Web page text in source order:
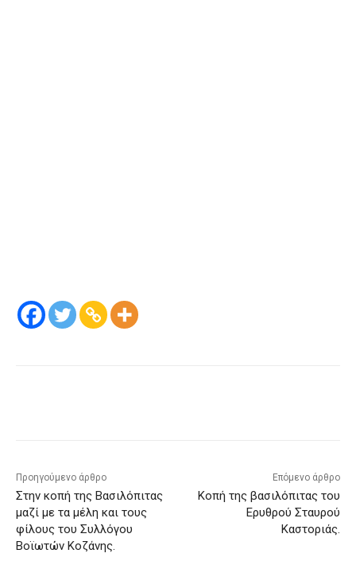
Προηγούμενο άρθρο
Στην κοπή της Βασιλόπιτας
μαζί με τα μέλη και τους
φίλους του Συλλόγου
Βοϊωτών Κοζάνης.
Επόμενο άρθρο
Κοπή της βασιλόπιτας του
Ερυθρού Σταυρού
Καστοριάς.